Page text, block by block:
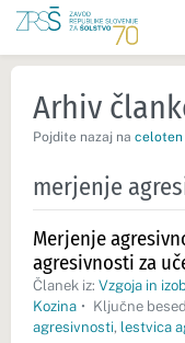
Arhiv
Pojdite nazaj na celoten
merjenje
Merjenje
agresivnosti za
Članek iz: Vzgoja in
Kozina • Ključne
agresivnosti, lestvica